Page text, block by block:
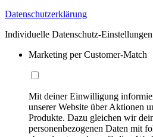
Datenschutzerklärung
Individuelle Datenschutz-Einstellungen
Marketing per Customer-Match
Mit deiner Einwilligung
unserer Website über Aktionen
Produkte. Dazu gleichen wir
personenbezogenen Daten mit